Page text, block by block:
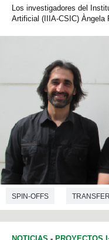
Los investigadores del
Artificial (IIIA-CSIC) Àngela
SPIN-OFFS
CIENCIAS DE LA